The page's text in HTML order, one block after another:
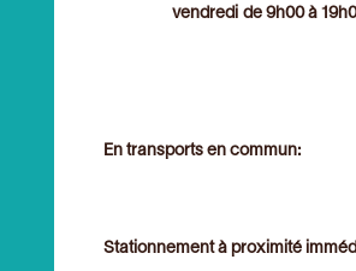
vendredi de 9h00 à
En transports en commun:
Stationnement à proximité